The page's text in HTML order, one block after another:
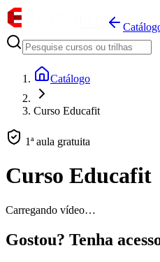
Catálogo
Curso Educafit
1ª aula gratuita
Curso Educafit
Carregando vídeo…
Gostou? Tenha